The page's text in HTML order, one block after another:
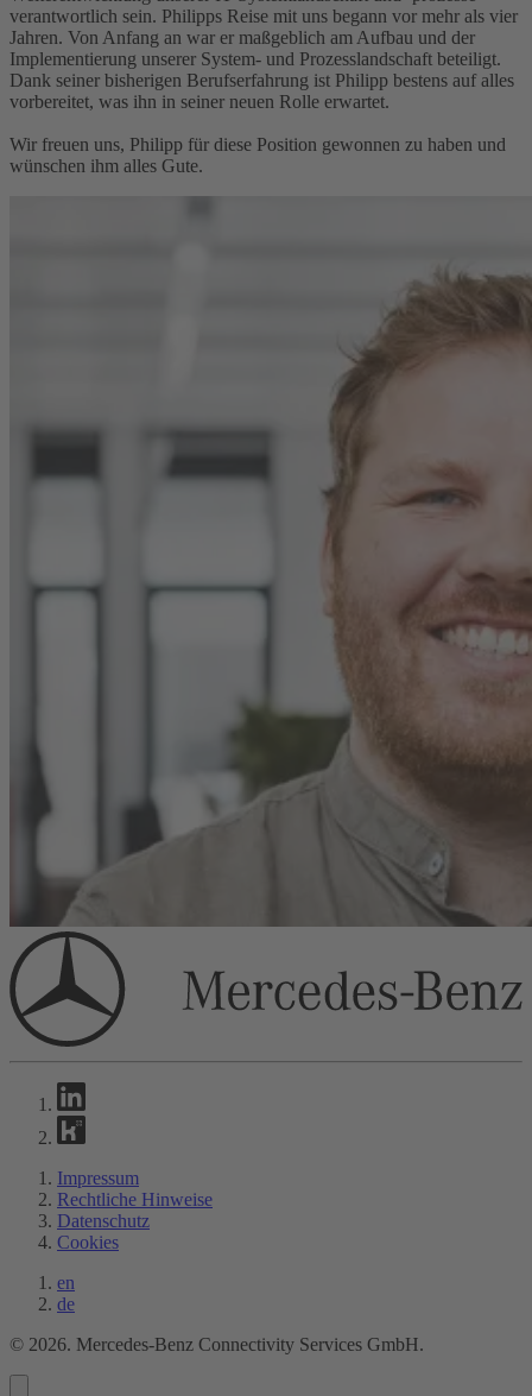
verantwortlich sein. Philipps Reise mit uns begann vor mehr als vier
Jahren. Von Anfang an war er maßgeblich am Aufbau und der
Implementierung unserer System- und Prozesslandschaft beteiligt.
Dank seiner bisherigen Berufserfahrung ist Philipp bestens auf alles
vorbereitet, was ihn in seiner neuen Rolle erwartet.
Wir freuen uns, Philipp für diese Position gewonnen zu haben und
wünschen ihm alles Gute.
Impressum
Rechtliche Hinweise
Datenschutz
Cookies
en
de
© 2026. Mercedes-Benz Connectivity Services GmbH.